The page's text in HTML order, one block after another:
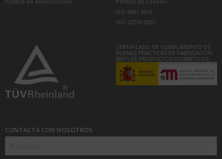
ISO 9001:2015
ISO 22716:2007
CERTIFICADO DE CUMPLIMIENTO DE
BUENAS PRÁCTICAS DE FABRICACIÓN
(BPF) DE PRODUCTOS COSMÉTICOS
CONTACTA CON NOSOTROS